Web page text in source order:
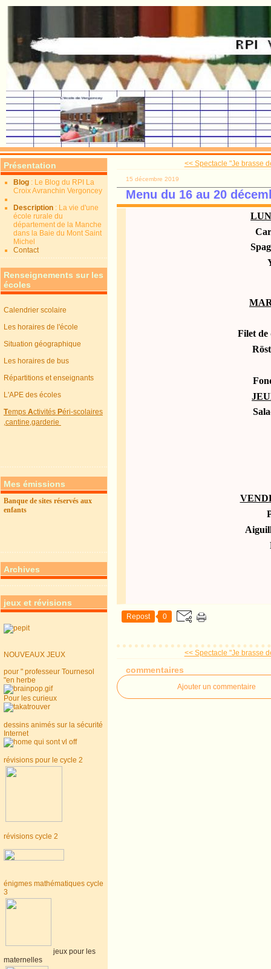
Présentation
Blog : Le Blog du RPI La
Croix Avranchin Vergoncey
Description : La vie d'une
école rurale du
département de la Manche
dans la Baie du Mont Saint
Michel
Contact
Renseignements sur les
écoles
Calendrier scolaire
Les horaires de l'école
Situation géographique
Les horaires de bus
Répartitions et enseignants
L'APE des écoles
TempsActivitésPéri-scolaires
,cantine,garderie
Mes émissions
Banque de sites réservés aux
enfants
Archives
jeux et révisions
NOUVEAUX JEUX
pour " professeur Tournesol
"en herbe
Pour les curieux
dessins animés sur la sécurité
Internet
révisions pour le cycle 2
révisions cycle 2
énigmes mathématiques cycle
3
jeux pour les
maternelles
<< Spectacle "Je brasse
15 décembre 2019
Menu du 16 au 20
Filet de
Repost 0
<< Spectacle "Je brasse
commentaires
Ajouter un commentaire